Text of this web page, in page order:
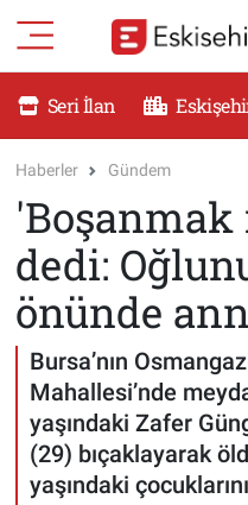
Seri İlan
Haberler Gündem
'Boşanmak
dedi:
önünde
Bursa’nın
Mahallesi’nde
yaşındaki Zafer
(29) bıçaklayarak
yaşındaki
RESMİ İLANLAR
DÜNYA
SAĞLIK
MAGAZİN
KADIN
TEKNOLOJİ
Eskişehir Nöbetçi
Eskişehir Namaz
Eskişehir Trafik
Süper Lig Puan
Tüm Manşetler
Son Dakika